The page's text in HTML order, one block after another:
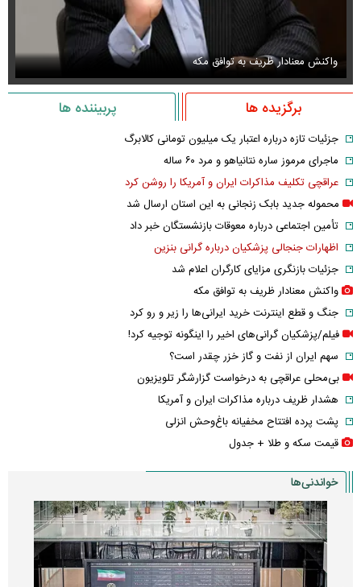
واکنش معنادار ظریف به توافق مکه
برگزیده ها پربیننده ها
جزئیات تازه درباره اعتبار یک میلیون تومانی کالابرگ
ماجرای مرموز ساره نتانیاهو و مرد ۶۰ ساله
عراقچی تکلیف مذاکرات ایران و آمریکا را روشن کرد
محموله جدید بابک زنجانی به این استان ارسال شد
تأمین اجتماعی درباره معوقات بازنشستگان خبر داد
اظهارات جنجالی پزشکیان درباره گرانی بنزین
جزئیات بازنگری مزایای کارگران اعلام شد
واکنش معنادار ظریف به توافق مکه
جنگ و قطع اینترنت خرید ایرانی‌ها را زیر و رو کرد
فیلم/پزشکیان گرانی‌های اخیر را اینگونه توجیه کرد!
سهم ایران از نفت و گاز خزر چقدر است؟
بی‌محلی عراقچی به درخواست گزارشگر تلویزیون
هشدار ظریف درباره مذاکرات ایران و آمریکا
پشت پرده افتتاح مخفیانه باغ‌وحش انزلی
قیمت سکه و طلا + جدول
خواندنی‌ها